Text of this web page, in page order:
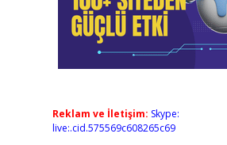
Reklam ve İletişim: Skype:
live:.cid.575569c608265c69